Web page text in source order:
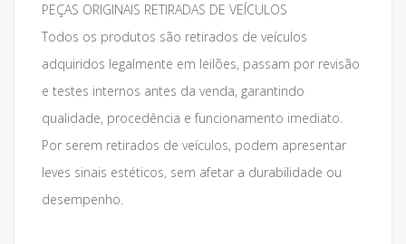
PEÇAS ORIGINAIS RETIRADAS DE VEÍCULOS
Todos os produtos são retirados de veículos
adquiridos legalmente em leilões, passam por revisão
e testes internos antes da venda, garantindo
qualidade, procedência e funcionamento imediato.
Por serem retirados de veículos, podem apresentar
leves sinais estéticos, sem afetar a durabilidade ou
desempenho.